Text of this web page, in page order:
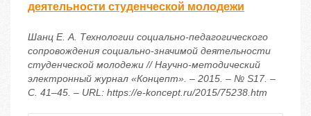
деятельности студенческой молодежи
Шанц Е. А. Технологии социально-педагогического
сопровождения социально-значимой деятельности
студенческой молодежи // Научно-методический
электронный журнал «Концепт». – 2015. – № S17. –
С. 41–45. – URL: https://e-koncept.ru/2015/75238.htm